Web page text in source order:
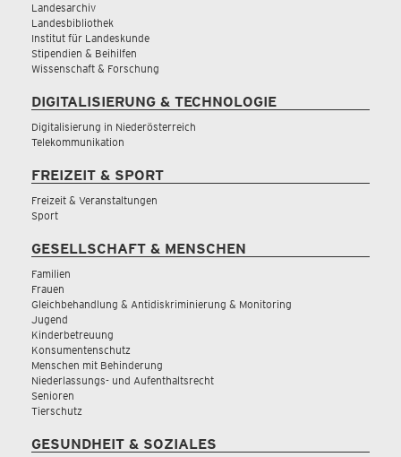
Landesarchiv
Landesbibliothek
Institut für Landeskunde
Stipendien & Beihilfen
Wissenschaft & Forschung
DIGITALISIERUNG & TECHNOLOGIE
Digitalisierung in Niederösterreich
Telekommunikation
FREIZEIT & SPORT
Freizeit & Veranstaltungen
Sport
GESELLSCHAFT & MENSCHEN
Familien
Frauen
Gleichbehandlung & Antidiskriminierung & Monitoring
Jugend
Kinderbetreuung
Konsumentenschutz
Menschen mit Behinderung
Niederlassungs- und Aufenthaltsrecht
Senioren
Tierschutz
GESUNDHEIT & SOZIALES